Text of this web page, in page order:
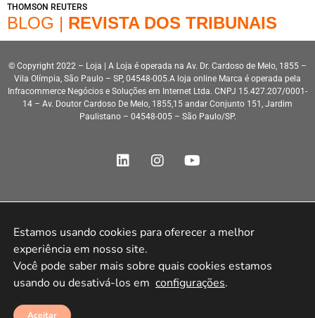
THOMSON REUTERS
BLOG | REVISTA DOS TRIBUNAIS
© Copyright 2022 – Loja | A Loja é operada na Av. Dr. Cardoso de Melo, 1855 –
Vila Olímpia, São Paulo – SP, 04548-005.A loja online Marca é operada pela
Infracommerce Negócios e Soluções em Internet Ltda. CNPJ 15.427.207/0001-
14 – Av. Doutor Cardoso De Melo, 1855,15 andar Conjunto 151, Jardim
Paulistano – 04548-005 – São Paulo/SP.
Desenvolvimento HeroStar
Estamos usando cookies para oferecer a melhor
experiência em nosso site.
Você pode saber mais sobre quais cookies estamos
usando ou desativá-los em configurações.
Aceitar